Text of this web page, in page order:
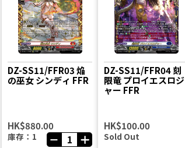
DZ-SS11/FFR03 焔
の巫女 シンディ FFR
HK$880.00
庫存：1
DZ-SS11/FFR04 刻
限竜 プロイエスロジ
ャー FFR
HK$100.00
Sold Out